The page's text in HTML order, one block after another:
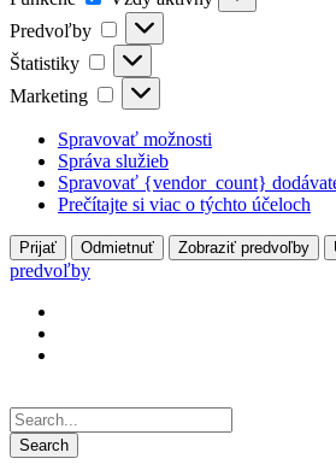
Predvoľby
Predvoľby
Štatistiky Štatistiky
Marketing Marketing
Spravovať možnosti
Správa služieb
Spravovať {vendor_count}
Prečítajte si viac o týchto účeloch
Prijať Odmietnuť Zobraziť predvoľby
predvoľby